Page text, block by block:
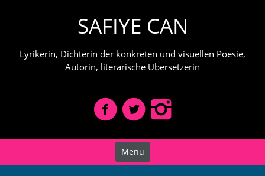
SAFIYE CAN
Lyrikerin, Dichterin der konkreten und visuellen Poesie,
Autorin, literarische Übersetzerin
Menu